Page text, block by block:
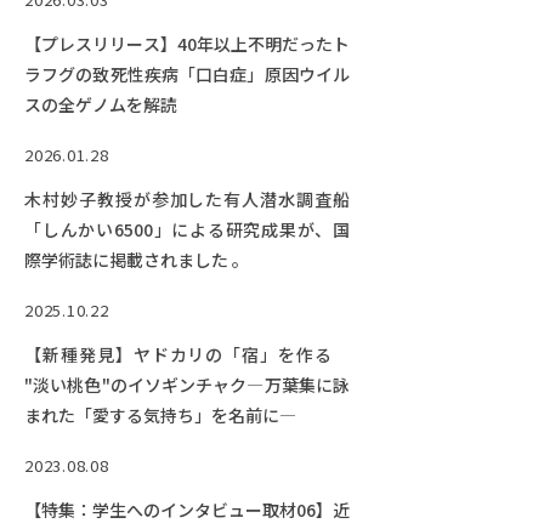
ADMISSION
入試情報
RESEARCH
SOCIAL
社会連携
CENTERS
パンフレット
【プレスリリース】40年以上不明だったト
ラフグの致死性疾病「口白症」原因ウイル
スの全ゲノムを解読
2026.01.28
木村妙子教授が参加した有人潜水調査船
「しんかい6500」による研究成果が、国
際学術誌に掲載されました 。
2025.10.22
【新種発見】ヤドカリの「宿」を作る
"淡い桃色"のイソギンチャク―万葉集に詠
まれた「愛する気持ち」を名前に―
2023.08.08
【特集：学生へのインタビュー取材06】近